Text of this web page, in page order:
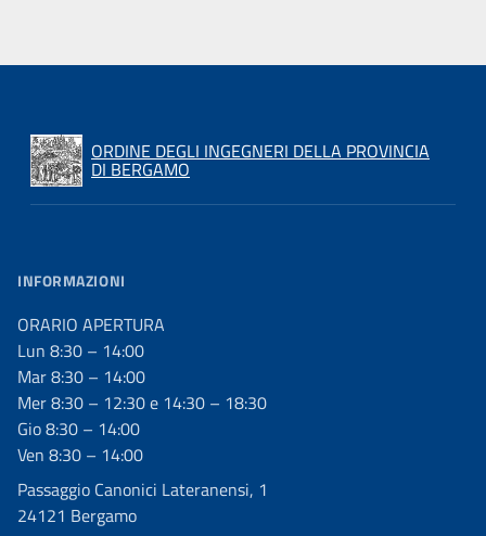
ORDINE DEGLI INGEGNERI DELLA PROVINCIA
DI BERGAMO
INFORMAZIONI
ORARIO APERTURA
Lun 8:30 – 14:00
Mar 8:30 – 14:00
Mer 8:30 – 12:30 e 14:30 – 18:30
Gio 8:30 – 14:00
Ven 8:30 – 14:00
Passaggio Canonici Lateranensi, 1
24121 Bergamo